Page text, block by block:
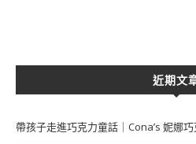
近期文
帶孩子走進巧克力童話｜Cona’s 妮娜